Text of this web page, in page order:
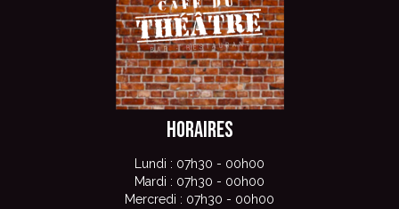
Horaires
Lundi : 07h30 - 00h00
Mardi : 07h30 - 00h00
Mercredi : 07h30 - 00h00